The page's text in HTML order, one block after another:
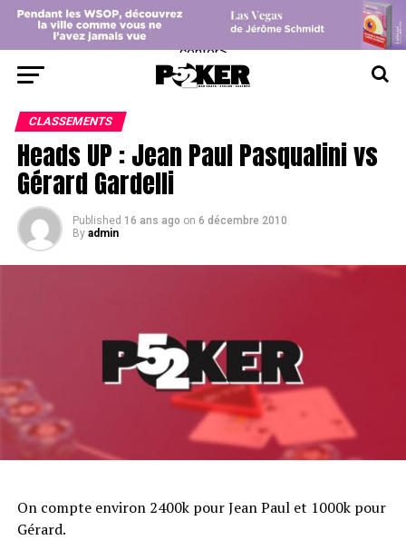
center>
CLASSEMENTS
Heads UP : Jean Paul Pasqualini vs
Gérard Gardelli
Published 16 ans ago on 6 décembre 2010
By admin
On compte environ 2400k pour Jean Paul et 1000k pour
Gérard.